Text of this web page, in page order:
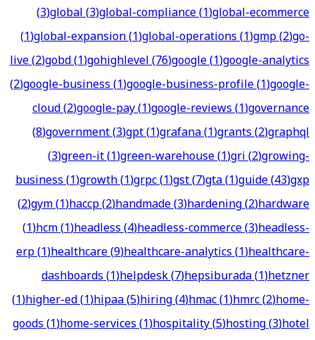
(3)global(3)global-compliance(1)global-ecommerce
(1)global-expansion(1)global-operations(1)gmp(2)go-
live(2)gobd(1)gohighlevel(76)google(1)google-analytics
(2)google-business(1)google-business-profile(1)google-
cloud(2)google-pay(1)google-reviews(1)governance
(8)government(3)gpt(1)grafana(1)grants(2)graphql
(3)green-it(1)green-warehouse(1)gri(2)growing-
business(1)growth(1)grpc(1)gst(7)gta(1)guide(43)gxp
(2)gym(1)haccp(2)handmade(3)hardening(2)hardware
(1)hcm(1)headless(4)headless-commerce(3)headless-
erp(1)healthcare(9)healthcare-analytics(1)healthcare-
dashboards(1)helpdesk(7)hepsiburada(1)hetzner
(1)higher-ed(1)hipaa(5)hiring(4)hmac(1)hmrc(2)home-
goods(1)home-services(1)hospitality(5)hosting(3)hotel